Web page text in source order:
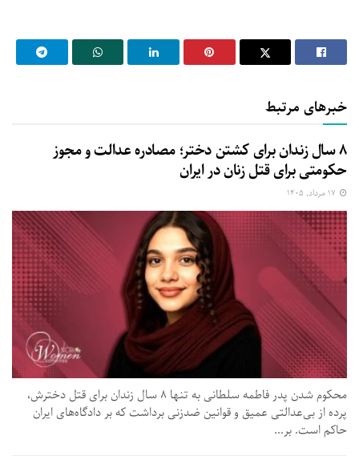
خبرهای مرتبط
۸ سال زندان برای کشتن دختر؛ مصادره عدالت و مجوز
حکومتی برای قتل زنان در ایران
محکوم شدن پدر فاطمه سلطانی به تنها ۸ سال زندان برای قتل دخترش،
پرده از بی‌عدالتی عمیق و قوانین ضدزنی برداشت که بر دادگاه‌های ایران
حاکم است. بر...